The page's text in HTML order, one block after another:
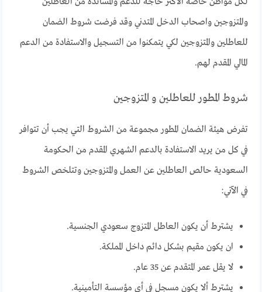
والمتزوجين واصحاب الدخل المتدني وقد فرضت شروط الضمان
للعاطلين والمتزوجين لكي يتمكنوا من التسجيل والاستفادة من الدعم
المالي المقدم لهم.
شروط المطور للعاطلين و المتزوجين
تفرض هيئة الضمان المطور مجموعة من الشروط التي يجب أن تتوافر
في كل من يريد الاستفادة بالدعم الشهري المقدم من الحكومة
السعودية حالص العاطلين عن العمل والمتزوجين وتتلخص الشروط
في الآتي:
يشترط أن يكون العاطل المتزوج سعودي الجنسية.
ان يكون مقيم بشكل دائم داخل المملكة.
لا يقل عمر المتقدم عن 35 عام.
يشترط ألا يكون مسجل في أي مؤسسة التأمينية.